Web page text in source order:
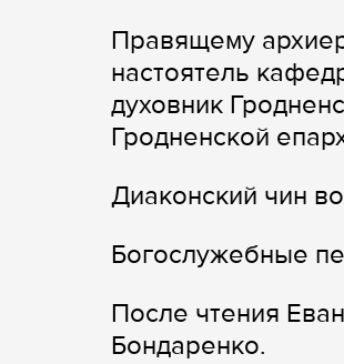
Правящему
настоятель
духовник
Гродненской
Диаконский чин
Богослужебные
После чтения
Бондаренко.